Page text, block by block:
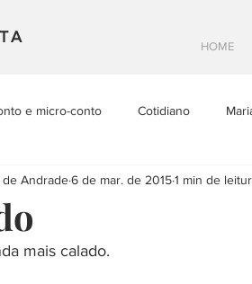
HOME
e micro-conto Cotidiano
Poesia Projetos Literarios
Produçao Autoral
de Andrade6 de mar. de 20151 min de
mais calado.